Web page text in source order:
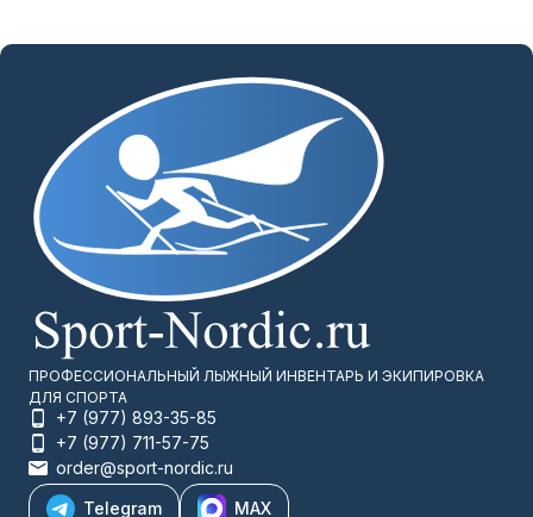
ПРОФЕССИОНАЛЬНЫЙ ЛЫЖНЫЙ ИНВЕНТАРЬ И ЭКИПИРОВКА
ДЛЯ СПОРТА
+7 (977) 893-35-85
+7 (977) 711-57-75
order@sport-nordic.ru
Telegram
MAX